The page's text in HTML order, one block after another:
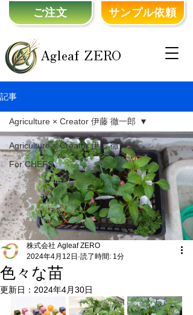
Agleaf ZERO
ご注文 サンプル依頼
記事
Agriculture × Creator 伊藤 徹一郎
For CHEFS
Agriculture × Creator 伊藤 徹一郎
色々な苗
株式会社 Agleaf ZERO
2024年4月12日 読了時間: 1分
更新日： 2024年4月30日